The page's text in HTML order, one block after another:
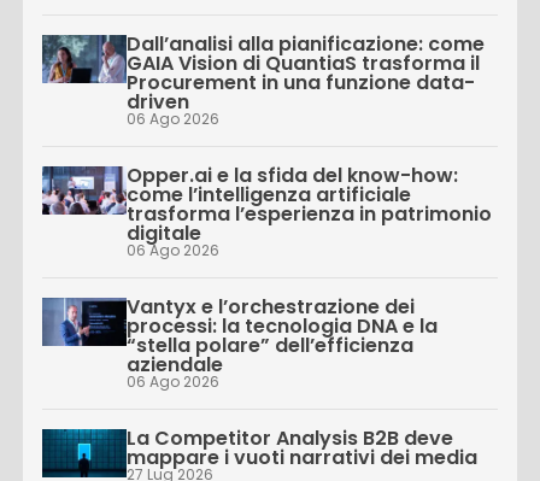
Dall’analisi alla pianificazione: come
GAIA Vision di QuantiaS trasforma il
Procurement in una funzione data-
driven
06 Ago 2026
Opper.ai e la sfida del know-how:
come l’intelligenza artificiale
trasforma l’esperienza in patrimonio
digitale
06 Ago 2026
Vantyx e l’orchestrazione dei
processi: la tecnologia DNA e la
“stella polare” dell’efficienza
aziendale
06 Ago 2026
La Competitor Analysis B2B deve
mappare i vuoti narrativi dei media
27 Lug 2026